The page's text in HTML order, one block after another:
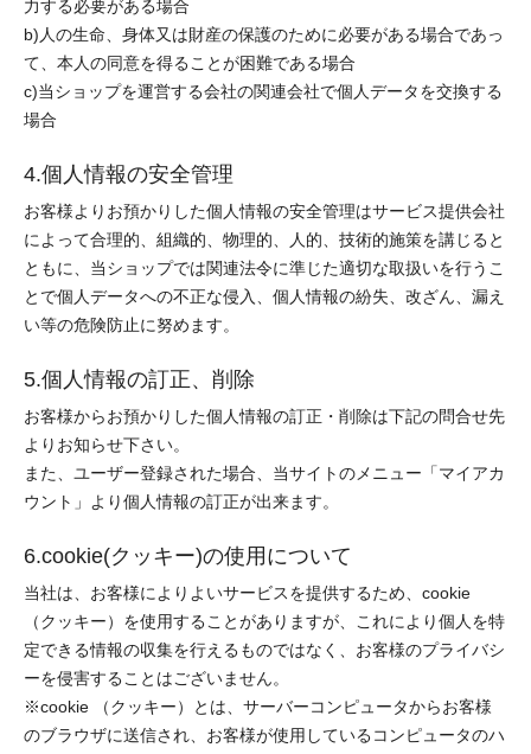
力する必要がある場合
b)人の生命、身体又は財産の保護のために必要がある場合であっ
て、本人の同意を得ることが困難である場合
c)当ショップを運営する会社の関連会社で個人データを交換する
場合
4.個人情報の安全管理
お客様よりお預かりした個人情報の安全管理はサービス提供会社
によって合理的、組織的、物理的、人的、技術的施策を講じると
ともに、当ショップでは関連法令に準じた適切な取扱いを行うこ
とで個人データへの不正な侵入、個人情報の紛失、改ざん、漏え
い等の危険防止に努めます。
5.個人情報の訂正、削除
お客様からお預かりした個人情報の訂正・削除は下記の問合せ先
よりお知らせ下さい。
また、ユーザー登録された場合、当サイトのメニュー「マイアカ
ウント」より個人情報の訂正が出来ます。
6.cookie(クッキー)の使用について
当社は、お客様によりよいサービスを提供するため、cookie
（クッキー）を使用することがありますが、これにより個人を特
定できる情報の収集を行えるものではなく、お客様のプライバシ
ーを侵害することはございません。
※cookie （クッキー）とは、サーバーコンピュータからお客様
のブラウザに送信され、お客様が使用しているコンピュータのハ